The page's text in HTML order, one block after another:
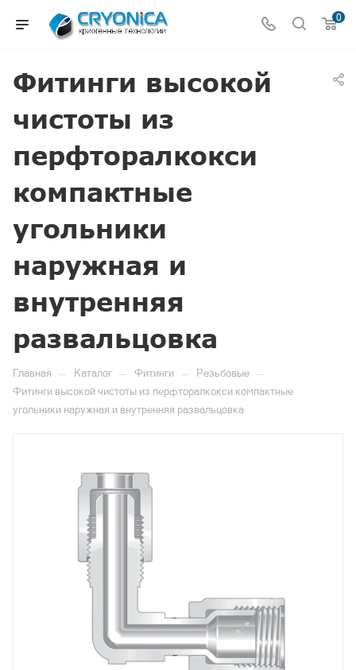
0
Фитинги высокой
чистоты из
перфторалкокси
компактные
угольники
наружная и
внутренняя
развальцовка
Главная — Каталог — Фитинги — Резьбовые —
Фитинги высокой чистоты из перфторалкокси компактные
угольники наружная и внутренняя развальцовка